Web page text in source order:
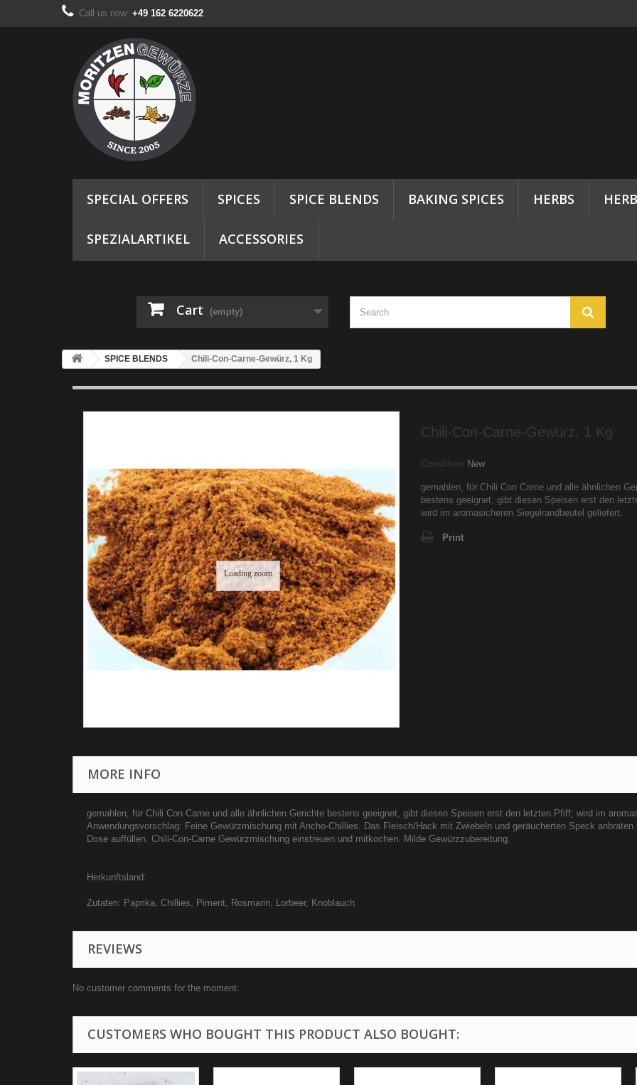
Call us now: +49 162 6220622
SPECIAL OFFERS SPICES SPICE BLENDS BAKING SPICES HERBS
SPEZIALARTIKEL ACCESSORIES
Cart (empty)
SPICE BLENDS Chili-Con-Carne-Gewürz, 1 Kg
Loading zoom
Chili-Con-Carne-Gewürz, 1 Kg
Condition New
gemahlen, für Chili Con Carne und alle ähnlichen
bestens geeignet, gibt diesen Speisen erst den
wird im aromasicheren Siegelrandbeutel geliefert.
Print
MORE INFO
gemahlen, für Chili Con Carne und alle ähnlichen Gerichte bestens geeignet, gibt diesen Speisen erst den letzten Pfiff; wird im
Anwendungsvorschlag: Feine Gewürzmischung mit Ancho-Chillies. Das Fleisch/Hack mit Zwiebeln und geräucherten Speck
Dose auffüllen. Chili-Con-Carne Gewürzmischung einstreuen und mitkochen. Milde Gewürzzubereitung.
Herkunftsland:
Zutaten: Paprika, Chillies, Piment, Rosmarin, Lorbeer, Knoblauch
REVIEWS
No customer comments for the moment.
CUSTOMERS WHO BOUGHT THIS PRODUCT ALSO BOUGHT: